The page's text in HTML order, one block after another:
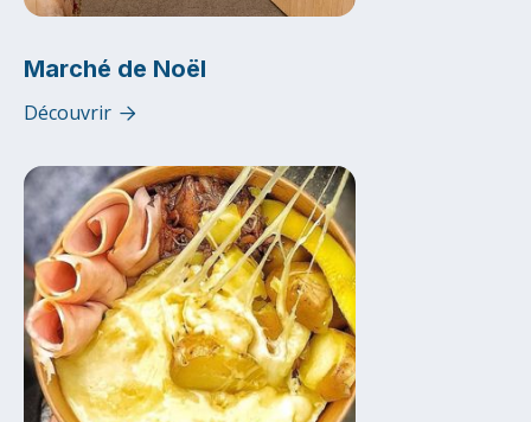
Marché de Noël
Découvrir 